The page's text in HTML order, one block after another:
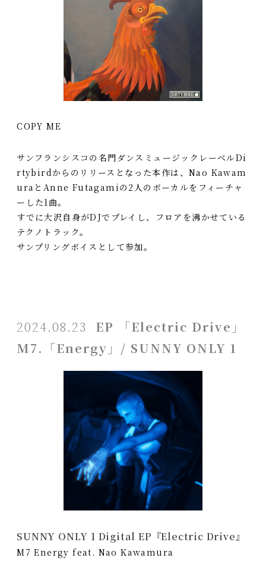
COPY ME
サンフランシスコの名門ダンスミュージックレーベルDi
rtybirdからのリリースとなった本作は、Nao Kawam
uraとAnne Futagamiの2人のボーカルをフィーチャ
ーした1曲。
すでに大沢自身がDJでプレイし、フロアを沸かせている
テクノトラック。
サンプリングボイスとして参加。
2024.08.23
EP 「Electric Drive」
M7.「Energy」/ SUNNY ONLY 1
SUNNY ONLY 1 Digital EP『Electric Drive』
M7 Energy feat. Nao Kawamura